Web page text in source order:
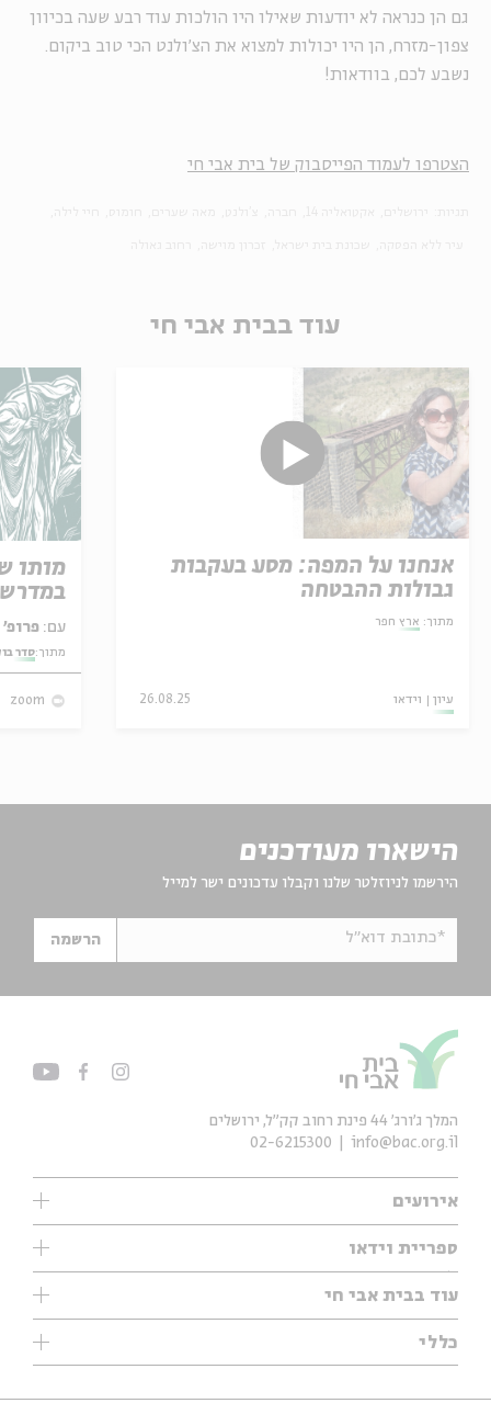
גם הן כנראה לא יודעות שאילו היו הולכות עוד רבע שעה בכיוון
צפון-מזרח, הן היו יכולות למצוא את הצ'ולנט הכי טוב ביקום.
נשבע לכם, בוודאות!
הצטרפו לעמוד הפייסבוק של בית אבי חי
עוד בבית אבי חי
אנחנו על המפה: מסע בעקבות
גבולות ההבטחה
מתוך: ארץ חפר
עיון וידאו 26.08.25
מותו
עם: פרופ' אביגדור שנאן
מתוך:סדר
zoom
הישארו מעודכנים
הירשמו לניוזלטר שלנו וקבלו עדכונים ישר למייל
*כתובת דוא"ל הרשמה
אירועים
אנגלית
נוער
ספריית וידאו
עיון
מיוחדים
עוד בבית אבי חי
כללי
אודות
המלך ג'ורג' 44 פינת רחוב קק״ל, ירושלים
info@bac.org.il
02-6215300